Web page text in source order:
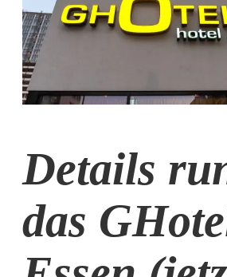
Details
das